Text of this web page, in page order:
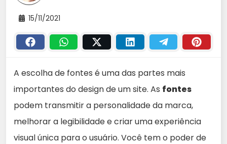
15/11/2021
A escolha de fontes é uma das partes mais
importantes do design de um site. As fontes
podem transmitir a personalidade da marca,
melhorar a legibilidade e criar uma experiência
visual única para o usuário. Você tem o poder de